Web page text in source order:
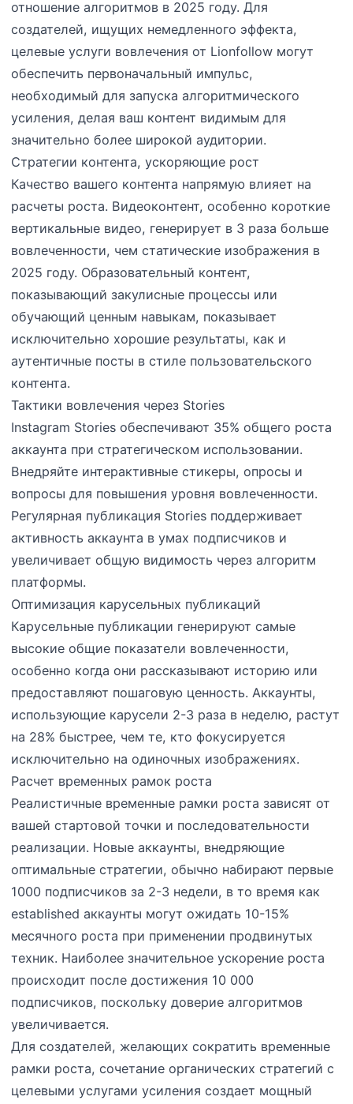
отношение алгоритмов в 2025 году. Для
создателей, ищущих немедленного эффекта,
целевые услуги вовлечения от Lionfollow могут
обеспечить первоначальный импульс,
необходимый для запуска алгоритмического
усиления, делая ваш контент видимым для
значительно более широкой аудитории.
Стратегии контента, ускоряющие рост
Качество вашего контента напрямую влияет на
расчеты роста. Видеоконтент, особенно короткие
вертикальные видео, генерирует в 3 раза больше
вовлеченности, чем статические изображения в
2025 году. Образовательный контент,
показывающий закулисные процессы или
обучающий ценным навыкам, показывает
исключительно хорошие результаты, как и
аутентичные посты в стиле пользовательского
контента.
Тактики вовлечения через Stories
Instagram Stories обеспечивают 35% общего роста
аккаунта при стратегическом использовании.
Внедряйте интерактивные стикеры, опросы и
вопросы для повышения уровня вовлеченности.
Регулярная публикация Stories поддерживает
активность аккаунта в умах подписчиков и
увеличивает общую видимость через алгоритм
платформы.
Оптимизация карусельных публикаций
Карусельные публикации генерируют самые
высокие общие показатели вовлеченности,
особенно когда они рассказывают историю или
предоставляют пошаговую ценность. Аккаунты,
использующие карусели 2-3 раза в неделю, растут
на 28% быстрее, чем те, кто фокусируется
исключительно на одиночных изображениях.
Расчет временных рамок роста
Реалистичные временные рамки роста зависят от
вашей стартовой точки и последовательности
реализации. Новые аккаунты, внедряющие
оптимальные стратегии, обычно набирают первые
1000 подписчиков за 2-3 недели, в то время как
established аккаунты могут ожидать 10-15%
месячного роста при применении продвинутых
техник. Наиболее значительное ускорение роста
происходит после достижения 10 000
подписчиков, поскольку доверие алгоритмов
увеличивается.
Для создателей, желающих сократить временные
рамки роста, сочетание органических стратегий с
целевыми услугами усиления создает мощный